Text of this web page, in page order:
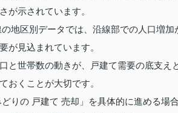
が示されています。
の地区別データでは、沿線部での人口増
が見込まれています。
と世帯数の動きが、戸建て需要の底支
おくことが大切です。
どりの 戸建て 売却」を具体的に進める